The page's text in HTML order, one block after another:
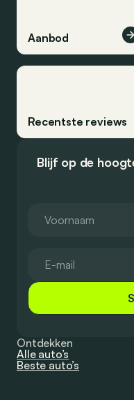
Aanbod
Recentste reviews
Blijf op de
Ontdekken
Alle auto’s
Beste auto’s